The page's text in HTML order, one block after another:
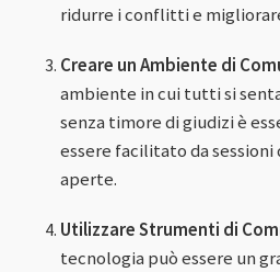
ridurre i conflitti e
Creare un Ambiente di
ambiente in cui tutti si
senza timore di giudizi è
essere facilitato da
aperte.
Utilizzare Strumenti di
tecnologia può essere un